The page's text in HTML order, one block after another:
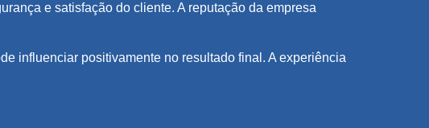
e satisfação do cliente. A reputação da empresa
influenciar positivamente no resultado final. A experiência